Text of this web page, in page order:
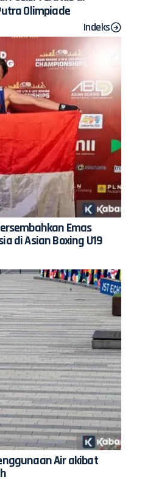
Olimpiade
Indeks
Emas
di Asian Boxing U19
Air akibat